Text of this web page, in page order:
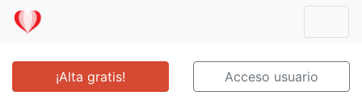
¡Alta gratis! Acceso usuario